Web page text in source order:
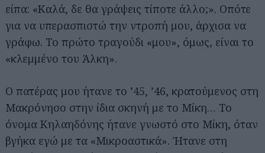
είπα: «Καλά, δε θα γράψεις τίποτε άλλο;». Οπότε
για να υπερασπιστώ την ντροπή μου, άρχισα να
γράφω. Το πρώτο τραγούδι «μου», όμως, είναι το
«κλεμμένο του Άλκη».
Ο πατέρας μου ήτανε το ’45, ’46, κρατούμενος στη
Μακρόνησο στην ίδια σκηνή με το Μίκη… Το
όνομα Κηλαηδόνης ήτανε γνωστό στο Μίκη, όταν
βγήκα εγώ με τα «Μικροαστικά». Ήτανε στη